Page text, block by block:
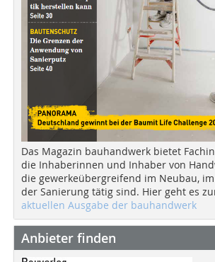
Das Magazin bauhandwerk bietet
die Inhaberinnen und Inhaber von
die gewerkeübergreifend im Neubau,
der Sanierung tätig sind. Hier geht es
aktuellen Ausgabe der bauhandwerk
Anbieter finden